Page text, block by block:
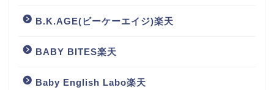
B.K.AGE(ビーケーエイジ)楽天
BABY BITES楽天
Baby English Labo楽天